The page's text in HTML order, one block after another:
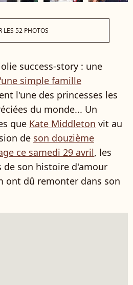
LES 52 PHOTOS
success-story : une
simple famille
l'une des princesses les
du monde... Un
que Kate Middleton vit au
de son douzième
ce samedi 29 avril, les
de son histoire d'amour
ont dû remonter dans son